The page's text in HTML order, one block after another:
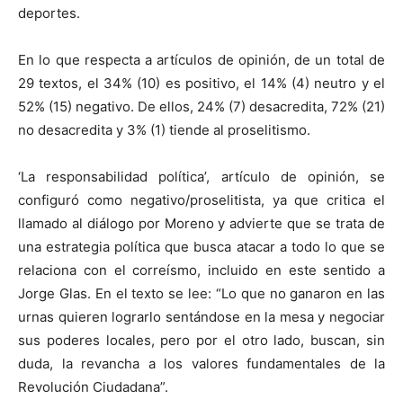
deportes.
En lo que respecta a artículos de opinión, de un total de
29 textos, el 34% (10) es positivo, el 14% (4) neutro y el
52% (15) negativo. De ellos, 24% (7) desacredita, 72% (21)
no desacredita y 3% (1) tiende al proselitismo.
‘La responsabilidad política’, artículo de opinión, se
configuró como negativo/proselitista, ya que critica el
llamado al diálogo por Moreno y advierte que se trata de
una estrategia política que busca atacar a todo lo que se
relaciona con el correísmo, incluido en este sentido a
Jorge Glas. En el texto se lee: “Lo que no ganaron en las
urnas quieren lograrlo sentándose en la mesa y negociar
sus poderes locales, pero por el otro lado, buscan, sin
duda, la revancha a los valores fundamentales de la
Revolución Ciudadana”.